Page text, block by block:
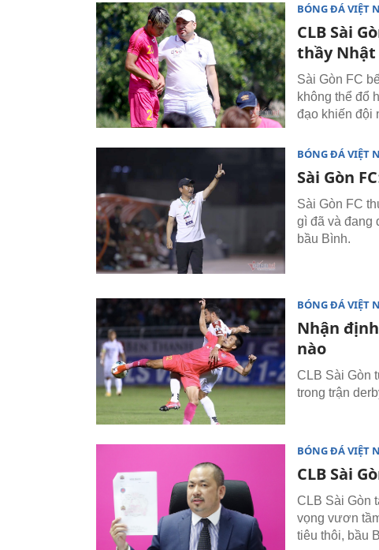
BÓNG ĐÁ VIỆT
CLB Sài
thầy Nhật
Sài Gòn FC
không thể đổ
đạo khiến đội
BÓNG ĐÁ VIỆT
Sài Gòn
Sài Gòn FC
gì đã và đang
bầu Bình.
BÓNG ĐÁ VIỆT
Nhận
nào
CLB Sài Gòn
trong trận
BÓNG ĐÁ VIỆT
CLB Sài
CLB Sài Gòn
vọng vươn
tiêu thôi, bầu